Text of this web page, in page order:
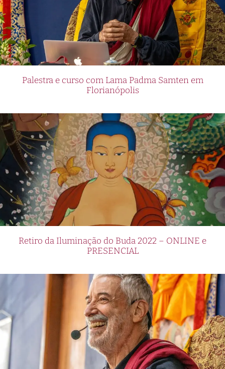
Palestra e curso com Lama Padma Samten em
Florianópolis
Retiro da Iluminação do Buda 2022 – ONLINE e
PRESENCIAL